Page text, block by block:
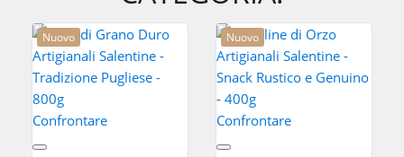
Nuovo
Confrontare
Nuovo
Confrontare